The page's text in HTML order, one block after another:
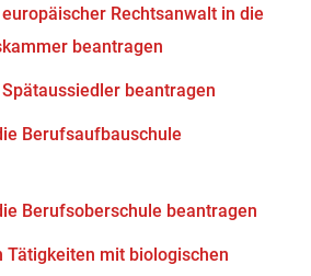
Rechtsanwalt in die
beantragen
beantragen
Berufsaufbauschule
Berufsoberschule beantragen
Tätigkeiten mit biologischen